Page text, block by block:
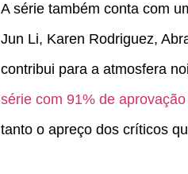
A série também conta com
Jun Li, Karen Rodriguez,
contribui para a atmosfera
série com 91% de
tanto o apreço dos críticos